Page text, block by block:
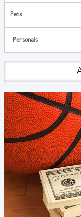
Pets
Personals